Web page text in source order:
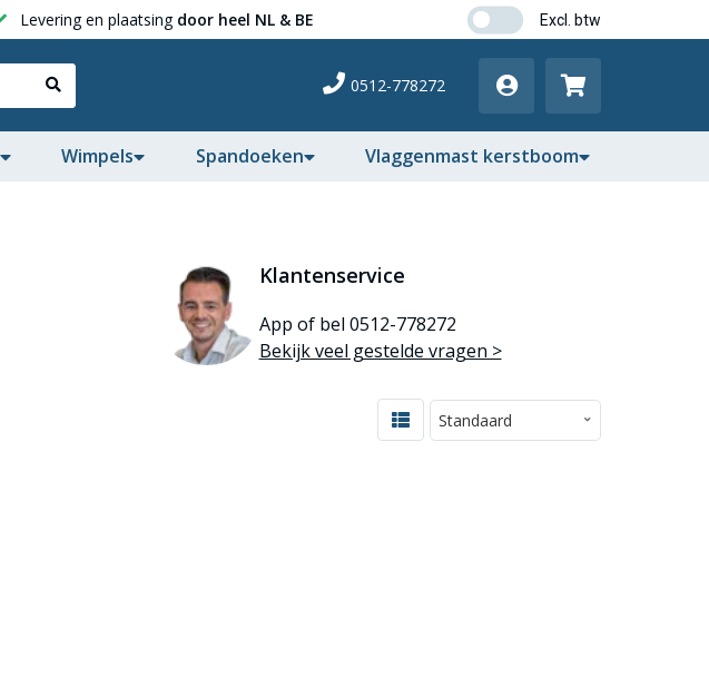
Levering en plaatsing door heel NL & BE
0512-778272
Wimpels Spandoeken Vlaggenmast kerstboom
Klantenservice
App of bel 0512-778272
Bekijk veel gestelde vragen >